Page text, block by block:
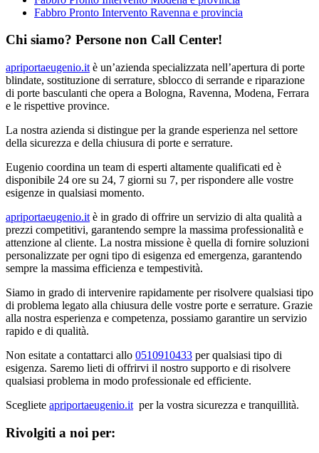
Fabbro Pronto Intervento Ravenna e provincia
Chi siamo? Persone non Call Center!
apriportaeugenio.it è un’azienda specializzata nell’apertura di porte
blindate, sostituzione di serrature, sblocco di serrande e riparazione
di porte basculanti che opera a Bologna, Ravenna, Modena, Ferrara
e le rispettive province.
La nostra azienda si distingue per la grande esperienza nel settore
della sicurezza e della chiusura di porte e serrature.
Eugenio coordina un team di esperti altamente qualificati ed è
disponibile 24 ore su 24, 7 giorni su 7, per rispondere alle vostre
esigenze in qualsiasi momento.
apriportaeugenio.it è in grado di offrire un servizio di alta qualità a
prezzi competitivi, garantendo sempre la massima professionalità e
attenzione al cliente. La nostra missione è quella di fornire soluzioni
personalizzate per ogni tipo di esigenza ed emergenza, garantendo
sempre la massima efficienza e tempestività.
Siamo in grado di intervenire rapidamente per risolvere qualsiasi tipo
di problema legato alla chiusura delle vostre porte e serrature. Grazie
alla nostra esperienza e competenza, possiamo garantire un servizio
rapido e di qualità.
Non esitate a contattarci allo 0510910433 per qualsiasi tipo di
esigenza. Saremo lieti di offrirvi il nostro supporto e di risolvere
qualsiasi problema in modo professionale ed efficiente.
Scegliete apriportaeugenio.it per la vostra sicurezza e tranquillità.
Rivolgiti a noi per: